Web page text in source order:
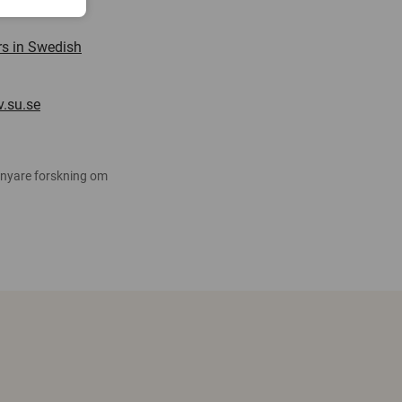
in Swedish
forskning om